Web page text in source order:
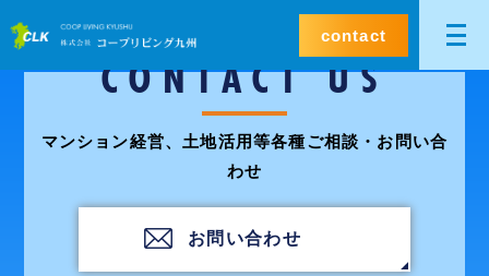
contact
CONTACT US
マンション経営、土地活用等各種ご相談・お問い合
わせ
お問い合わせ